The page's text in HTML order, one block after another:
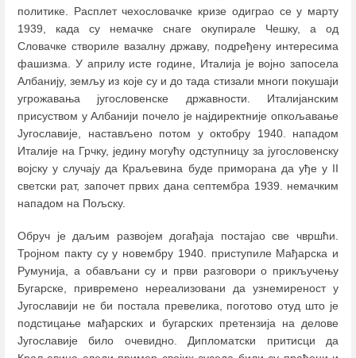
политике. Расплет чехословачке кризе одиграо се у марту
1939, када су немачке снаге окупирале Чешку, а од
Словачке створиле вазалну државу, подређену интересима
фашизма. У априлу исте године, Италија је војно запосела
Албанију, земљу из које су и до тада стизали многи покушаји
угрожавања југословенске државности. Италијанским
присуством у Албанији почело је најдиректније опкољавање
Југославије, настављено потом у октобру 1940. нападом
Италије на Грчку, једину могућу одступницу за југословенску
војску у случају да Краљевина буде приморана да уђе у II
светски рат, започет првих дана септембра 1939. немачким
нападом на Пољску.
Обруч је даљим развојем догађаја постајао све чвршћи.
Тројном пакту су у новембру 1940. приступиле Мађарска и
Румунија, а обављани су и први разговори о прикључењу
Бугарске, привремено нереализовани да узнемиреност у
Југославији не би постала превелика, поготово отуд што је
подстицање мађарских и бугарских претензија на делове
Југославије било очевидно. Дипломатски притисци да